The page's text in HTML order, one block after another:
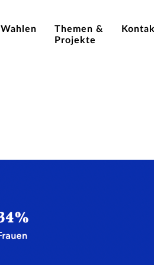
Wahlen
Themen &
Projekte